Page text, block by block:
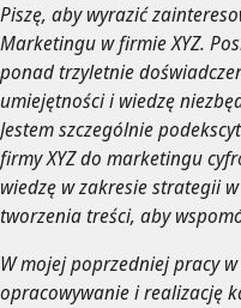
Piszę, aby wyrazić
Marketingu w firmie XYZ.
ponad trzyletnie
umiejętności i wiedzę
Jestem szczególnie
firmy XYZ do marketingu
wiedzę w zakresie strategii
tworzenia treści, aby
W mojej poprzedniej pracy
opracowywanie i realizację